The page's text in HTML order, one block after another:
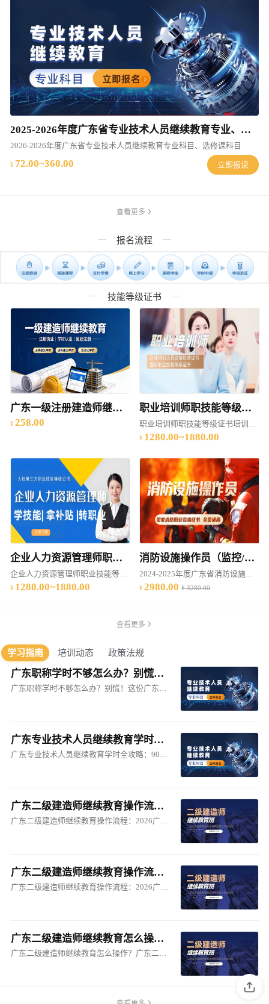
2025-2026年度广东省专业技术人员继续教育专业、选修课科目线上培训班（2025-2026年度）
2026-2026年度广东省专业技术人员继续教育专业科目、选修课科目
72.00~360.00 立即报读
查看更多
报名流程
技能等级证书
广东一级注册建造师继续教育（建筑工程专业、市政公用工程专业、机电工程专业、公路工程专业）网络培训
258.00
职业培训师职技能等级证书培训（2025年度 ）
职业培训师职技能等级证书培训（2025年度）
1280.00~1880.00
企业人力资源管理师职业技能等级证书培训（2025年度）
企业人力资源管理师职业技能等级证书培训（2025年度）
1280.00~1880.00
消防设施操作员（监控/维保）（中级）职业技能培训
2024-2025年度广东省消防设施操作员（监控/维保）（中级）职业技能培训
2980.00 ¥ 3280.00
查看更多
学习指南 培训动态 政策法规
广东职称学时不够怎么办？别慌！这份广东专业技术人员继续教育学时补救指南请收好—助你高效补足专业课学时
广东职称学时不够怎么办？别慌！这份广东专业技术人员继续教育学时补救指南请收好—助你高效补足专业课学时
广东专业技术人员继续教育学时全攻略：90学时如何达标？广东人事人才培训网一站式解决
广东专业技术人员继续教育学时全攻略：90学时如何达标？广东人事人才培训网一站式解决
广东二级建造师继续教育操作流程：2026广东二级建造师继续教育报名及完整操作指南
广东二级建造师继续教育操作流程：2026广东二级建造师继续教育报名及完整操作指南
广东二级建造师继续教育操作流程：2026广东二级建造师继续教育报名及完整操作指南
广东二级建造师继续教育操作流程：2026广东二级建造师继续教育报名及完整操作指南
广东二级建造师继续教育怎么操作？广东二级建造师继续教育全攻略：认准广东建设技能培训网，轻松完成120学时
广东二级建造师继续教育怎么操作？广东二级建造师继续教育全攻略：认准广东建设技能培训网，轻松完成120学时